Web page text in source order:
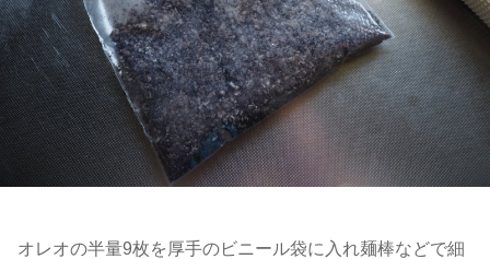
オレオの半量9枚を厚手のビニール袋に入れ麺棒などで細